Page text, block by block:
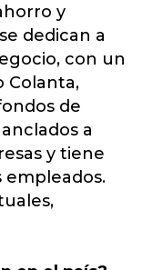
y
dedican a
con un
Colanta,
de
a
y tiene